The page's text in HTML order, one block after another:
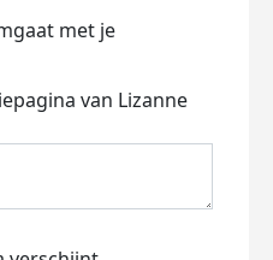
met je
van Lizanne